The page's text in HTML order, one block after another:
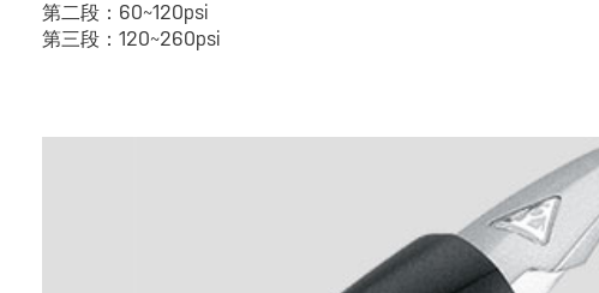
第二段：60~120psi
第三段：120~260psi